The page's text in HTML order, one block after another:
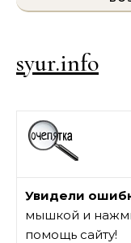
syur.info
Увидели
мышкой и
помощь сайту!